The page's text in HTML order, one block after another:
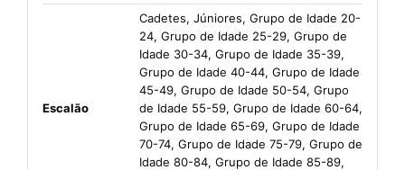
Escalão
Cadetes, Júniores, Grupo de Idade 20-
24, Grupo de Idade 25-29, Grupo de
Idade 30-34, Grupo de Idade 35-39,
Grupo de Idade 40-44, Grupo de Idade
45-49, Grupo de Idade 50-54, Grupo
de Idade 55-59, Grupo de Idade 60-64,
Grupo de Idade 65-69, Grupo de Idade
70-74, Grupo de Idade 75-79, Grupo de
Idade 80-84, Grupo de Idade 85-89,